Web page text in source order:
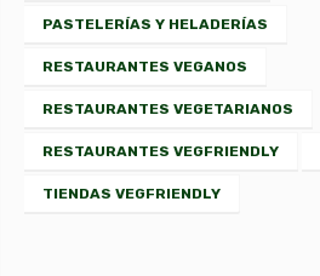
PASTELERÍAS Y HELADERÍAS
RESTAURANTES VEGANOS
RESTAURANTES VEGETARIANOS
RESTAURANTES VEGFRIENDLY
TIENDAS VEGFRIENDLY